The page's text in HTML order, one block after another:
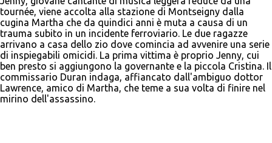
tournée, viene accolta alla stazione di Montseigny dalla
cugina Martha che da quindici anni è muta a causa di un
trauma subito in un incidente ferroviario. Le due ragazze
arrivano a casa dello zio dove comincia ad avvenire una serie
di inspiegabili omicidi. La prima vittima è proprio Jenny, cui
ben presto si aggiungono la governante e la piccola Cristina. Il
commissario Duran indaga, affiancato dall'ambiguo dottor
Lawrence, amico di Martha, che teme a sua volta di finire nel
mirino dell'assassino.